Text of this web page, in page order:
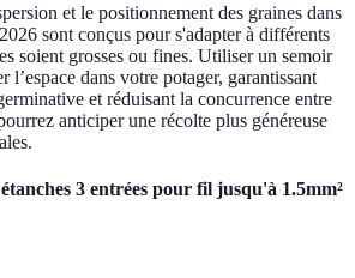
et le positionnement des graines dans
sont conçus pour s'adapter à différents
soient grosses ou fines. Utiliser un semoir
l’espace dans votre potager, garantissant
et réduisant la concurrence entre
anticiper une récolte plus généreuse
3 entrées pour fil jusqu'à 1.5mm²